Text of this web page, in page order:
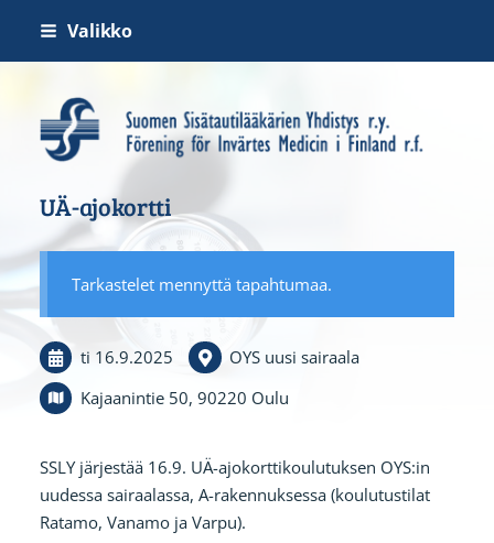
Siirry
Valikko
Suomen Sisätautilääkärien
UÄ-ajokortti
Tarkastelet mennyttä tapahtumaa.
ti 16.9.2025
OYS uusi sairaala
Kajaanintie 50, 90220 Oulu
SSLY järjestää 16.9. UÄ-ajokorttikoulutuksen OYS:in
uudessa sairaalassa, A-rakennuksessa (koulutustilat
Ratamo, Vanamo ja Varpu).